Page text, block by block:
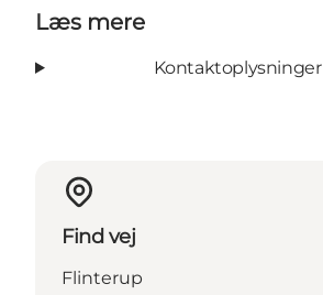
Læs mere
Kontaktoplysninger
Find vej
Flinterup